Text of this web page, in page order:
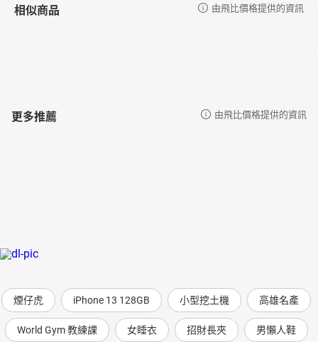
相似商品 由飛比價格提供的資訊
更多推薦 由飛比價格提供的資訊
煙仔虎 iPhone 13 128GB 小型挖土機 高雄名產
World Gym 教練課 女睡衣 招財長夾 男懶人鞋